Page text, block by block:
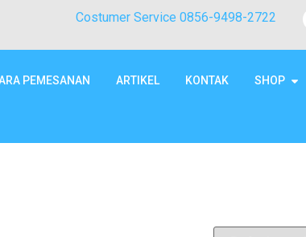
Costumer Service 0856-9498-2722
PEMESANAN ARTIKEL KONTAK SHOP